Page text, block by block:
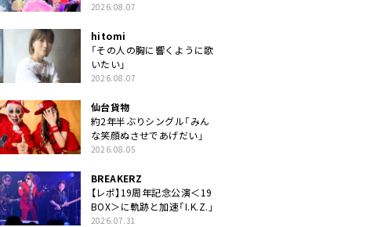
2026.08.07
hitomi
「その人の胸に響くように歌
いたい」
2026.08.07
仙台貨物
約2年半ぶりシングル「みん
な笑顔ぬさせであげだい」
2026.08.05
BREAKERZ
【レポ】19周年記念公演＜19
BOX＞に軌跡と加速「I.K.Z.」
2026.07.31